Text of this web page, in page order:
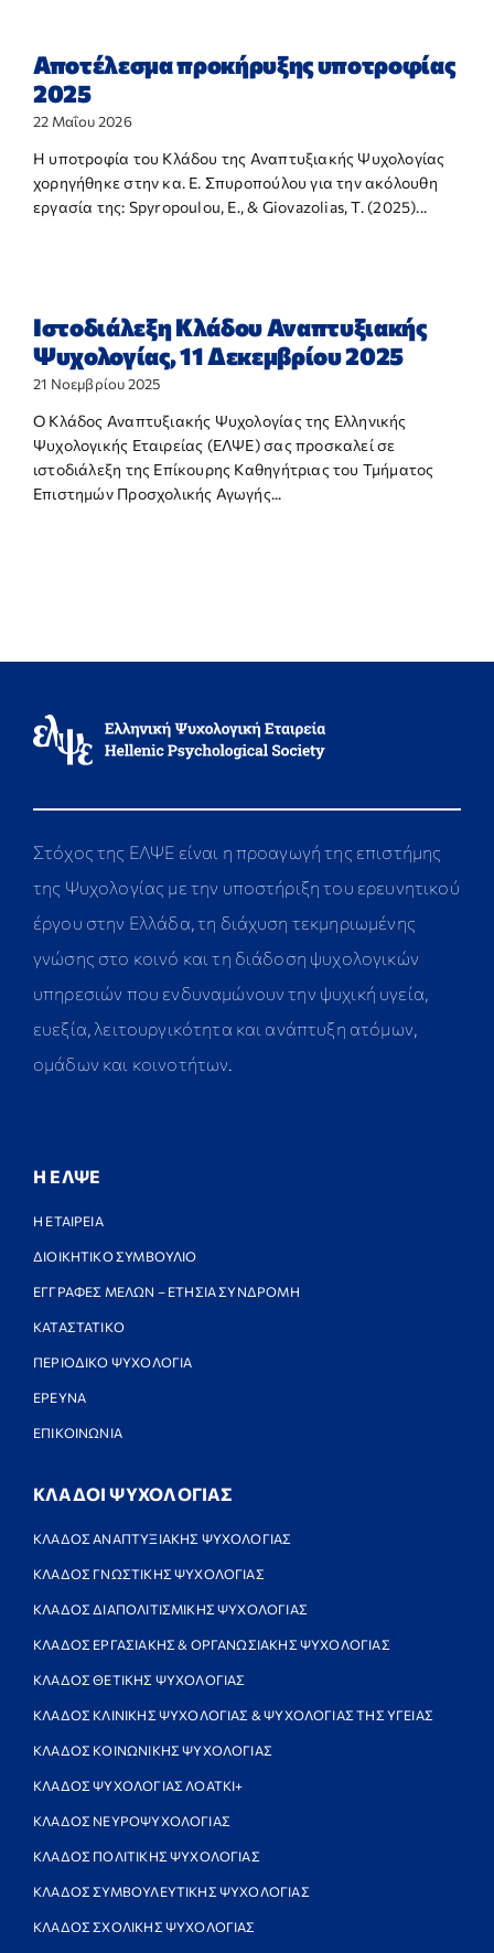
Αποτέλεσμα προκήρυξης υποτροφίας
2025
22 Μαΐου 2026
Η υποτροφία του Κλάδου της Αναπτυξιακής Ψυχολογίας
χορηγήθηκε στην κα. Ε. Σπυροπούλου για την ακόλουθη
εργασία της: Spyropoulou, E., & Giovazolias, T. (2025)...
Ιστοδιάλεξη Κλάδου Αναπτυξιακής
Ψυχολογίας, 11 Δεκεμβρίου 2025
21 Νοεμβρίου 2025
Ο Κλάδος Αναπτυξιακής Ψυχολογίας της Ελληνικής
Ψυχολογικής Εταιρείας (ΕΛΨΕ) σας προσκαλεί σε
ιστοδιάλεξη της Επίκουρης Καθηγήτριας του Τμήματος
Επιστημών Προσχολικής Αγωγής...
Στόχος της ΕΛΨΕ είναι η προαγωγή της επιστήμης
της Ψυχολογίας με την υποστήριξη του ερευνητικού
έργου στην Ελλάδα, τη διάχυση τεκμηριωμένης
γνώσης στο κοινό και τη διάδοση ψυχολογικών
υπηρεσιών που ενδυναμώνουν την ψυχική υγεία,
ευεξία, λειτουργικότητα και ανάπτυξη ατόμων,
ομάδων και κοινοτήτων.
Η ΕΛΨΕ
Η ΕΤΑΙΡΕΙΑ
ΔΙΟΙΚΗΤΙΚΟ ΣΥΜΒΟΥΛΙΟ
ΕΓΓΡΑΦΕΣ ΜΕΛΩΝ – ΕΤΗΣΙΑ ΣΥΝΔΡΟΜΗ
ΚΑΤΑΣΤΑΤΙΚΟ
ΠΕΡΙΟΔΙΚΟ ΨΥΧΟΛΟΓΙΑ
ΕΡΕΥΝΑ
ΕΠΙΚΟΙΝΩΝΙΑ
ΚΛΑΔΟΙ ΨΥΧΟΛΟΓΙΑΣ
ΚΛΑΔΟΣ ΑΝΑΠΤΥΞΙΑΚΗΣ ΨΥΧΟΛΟΓΙΑΣ
ΚΛΑΔΟΣ ΓΝΩΣΤΙΚΗΣ ΨΥΧΟΛΟΓΙΑΣ
ΚΛΑΔΟΣ ΔΙΑΠΟΛΙΤΙΣΜΙΚΗΣ ΨΥΧΟΛΟΓΙΑΣ
ΚΛΑΔΟΣ ΕΡΓΑΣΙΑΚΗΣ & ΟΡΓΑΝΩΣΙΑΚΗΣ ΨΥΧΟΛΟΓΙΑΣ
ΚΛΑΔΟΣ ΘΕΤΙΚΗΣ ΨΥΧΟΛΟΓΙΑΣ
ΚΛΑΔΟΣ ΚΛΙΝΙΚΗΣ ΨΥΧΟΛΟΓΙΑΣ & ΨΥΧΟΛΟΓΙΑΣ ΤΗΣ ΥΓΕΙΑΣ
ΚΛΑΔΟΣ ΚΟΙΝΩΝΙΚΗΣ ΨΥΧΟΛΟΓΙΑΣ
ΚΛΑΔΟΣ ΨΥΧΟΛΟΓΙΑΣ ΛΟΑΤΚΙ+
ΚΛΑΔΟΣ ΝΕΥΡΟΨΥΧΟΛΟΓΙΑΣ
ΚΛΑΔΟΣ ΠΟΛΙΤΙΚΗΣ ΨΥΧΟΛΟΓΙΑΣ
ΚΛΑΔΟΣ ΣΥΜΒΟΥΛΕΥΤΙΚΗΣ ΨΥΧΟΛΟΓΙΑΣ
ΚΛΑΔΟΣ ΣΧΟΛΙΚΗΣ ΨΥΧΟΛΟΓΙΑΣ